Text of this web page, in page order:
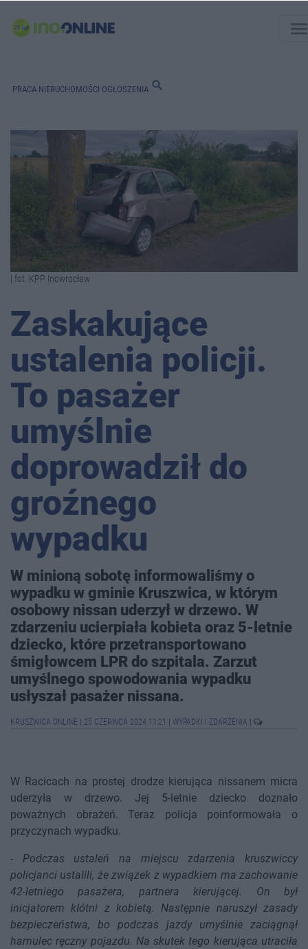
PRACA NIERUCHOMOŚCI OGŁOSZENIA search
| fot. KPP Inowrocław
Zaskakujące
ustalenia policji.
To pasażer
umyślnie
doprowadził do
groźnego
wypadku
W minioną sobotę informowaliśmy o
wypadku w gminie Kruszwica, w którym
osobowy nissan uderzył w drzewo. W
zdarzeniu ucierpiała kobieta oraz 5-letnie
dziecko, które przetransportowano
śmigłowcem LPR do szpitala. Zarzut
umyślnego spowodowania wypadku
usłyszał pasażer nissana.
KRUSZWICA.ONLINE 25 CZERWCA 2024 11:21 WYPADKI I ZDARZENIA
W Racicach na prostej drodze kierująca nissanem micra
uderzyła w drzewo. Jej 5-letnie dziecko doznało
poważnych obrażeń. Teraz policja poinformowała o
przyczynach wypadku.
- Podczas ustaleń na miejscu zdarzenia kruszwiccy
policjanci ustalili, że związek z wypadkiem ma zachowanie
42-letniego pasażera, partnera kierującej. On był
inicjatorem kłótni z kobietą. Następnie naruszył zasady
bezpieczeństwa, bo podczas jazdy umyślnie zaciągnął
hamulec ręczny pojazdu. Na skutek tego kierująca utraciła